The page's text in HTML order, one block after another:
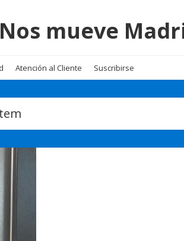
mueve
Atención al Cliente Suscribirse